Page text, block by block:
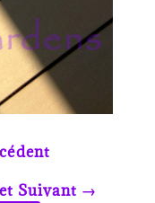
Suivant →